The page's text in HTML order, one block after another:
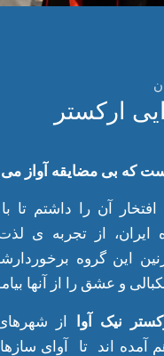
ارکستر
که بی مضایقه آواز
آن را داشتم تا
ایران، از تجربه ی
این گروه
و عشق را از آنها
نیک آوا
از
آمده اند تا آوای